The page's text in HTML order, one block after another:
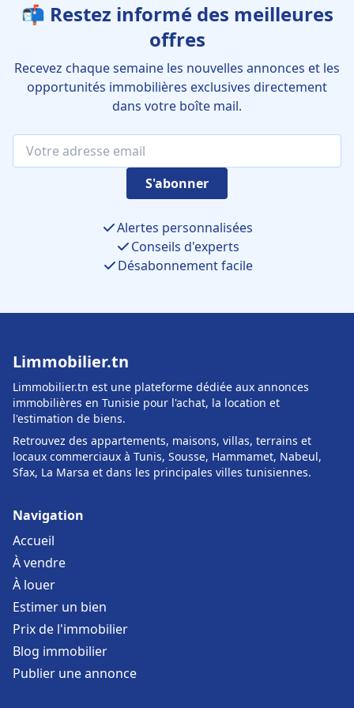
📬 Restez informé des meilleures
offres
Recevez chaque semaine les nouvelles annonces et les
opportunités immobilières exclusives directement
dans votre boîte mail.
S'abonner
Alertes personnalisées
Conseils d'experts
Désabonnement facile
Limmobilier.tn
Limmobilier.tn est une plateforme dédiée aux annonces
immobilières en Tunisie pour l'achat, la location et
l'estimation de biens.
Retrouvez des appartements, maisons, villas, terrains et
locaux commerciaux à Tunis, Sousse, Hammamet, Nabeul,
Sfax, La Marsa et dans les principales villes tunisiennes.
Navigation
Accueil
À vendre
À louer
Estimer un bien
Prix de l'immobilier
Blog immobilier
Publier une annonce